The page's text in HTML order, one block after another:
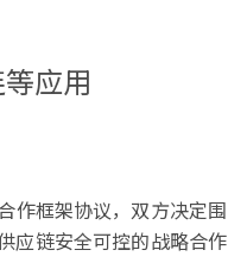
应用
作框架协议，双方决定围
应链安全可控的战略合作